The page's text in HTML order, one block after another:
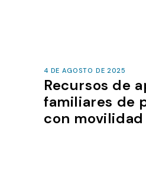
4 DE AGOSTO DE 2025
Recursos de
familiares de
con